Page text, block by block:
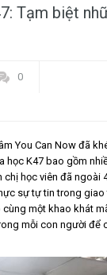
Tạm biệt
0
You Can Now đã
học K47 bao gồm
học viên đã ngoài
sự tự tin trong giao
một khao khát
mỗi con người để